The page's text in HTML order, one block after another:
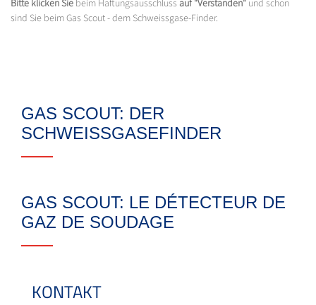
Bitte klicken Sie beim Haftungsausschluss auf "Verstanden" und schon
sind Sie beim Gas Scout - dem Schweissgase-Finder.
GAS SCOUT: DER
SCHWEISSGASEFINDER
GAS SCOUT: LE DÉTECTEUR DE
GAZ DE SOUDAGE
KONTAKT